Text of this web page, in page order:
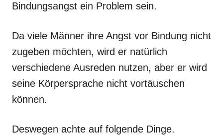
Bindungsangst ein Problem sein.
Da viele Männer ihre Angst vor Bindung nicht
zugeben möchten, wird er natürlich
verschiedene Ausreden nutzen, aber er wird
seine Körpersprache nicht vortäuschen
können.
Deswegen achte auf folgende Dinge.